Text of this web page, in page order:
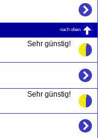
nach oben
Sehr günstig!
Sehr günstig!